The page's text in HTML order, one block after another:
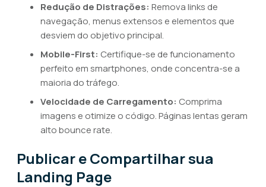
Redução de Distrações: Remova links de
navegação, menus extensos e elementos que
desviem do objetivo principal.
Mobile-First: Certifique-se de funcionamento
perfeito em smartphones, onde concentra-se a
maioria do tráfego.
Velocidade de Carregamento: Comprima
imagens e otimize o código. Páginas lentas geram
alto bounce rate.
Publicar e Compartilhar sua
Landing Page